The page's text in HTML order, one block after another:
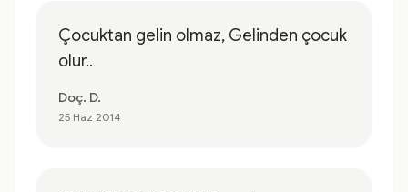
Çocuktan gelin olmaz, Gelinden çocuk
olur..
Doç. D.
25 Haz 2014